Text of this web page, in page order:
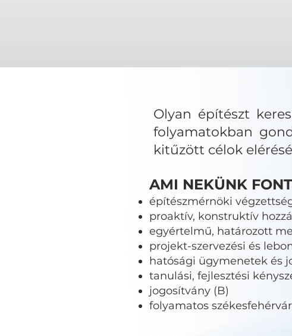
Olyan építészt
folyamatokban
kitűzött célok
AMI NEKÜNK
építészmérnöki
proaktív, konstruktív
egyértelmű, határozott
projekt-szervezési és
hatósági ügymenetek és
tanulási, fejlesztési
jogosítvány (B)
folyamatos